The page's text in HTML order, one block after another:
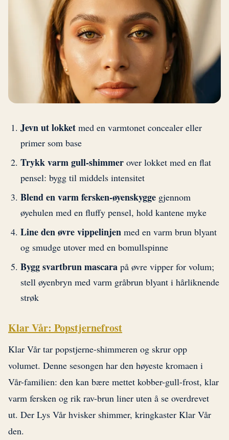
Jevn ut lokket med en varmtonet concealer eller
primer som base
Trykk varm gull-shimmer over lokket med en flat
pensel: bygg til middels intensitet
Blend en varm fersken-øyenskygge gjennom
øyehulen med en fluffy pensel, hold kantene myke
Line den øvre vippelinjen med en varm brun blyant
og smudge utover med en bomullspinne
Bygg svartbrun mascara på øvre vipper for volum;
stell øyenbryn med varm gråbrun blyant i hårliknende
strøk
Klar Vår: Popstjernefrost
Klar Vår tar popstjerne-shimmeren og skrur opp
volumet. Denne sesongen har den høyeste kromaen i
Vår-familien: den kan bære mettet kobber-gull-frost, klar
varm fersken og rik rav-brun liner uten å se overdrevet
ut. Der Lys Vår hvisker shimmer, kringkaster Klar Vår
den.